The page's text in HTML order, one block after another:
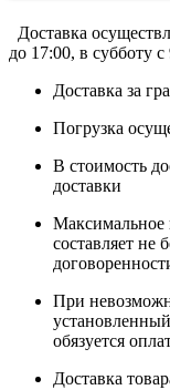
Доставка
до 17:00, в субботу
Доставка за
Погрузка
В стоимость
доставки
Максимальное
составляет не
При
обязуется
Доставка